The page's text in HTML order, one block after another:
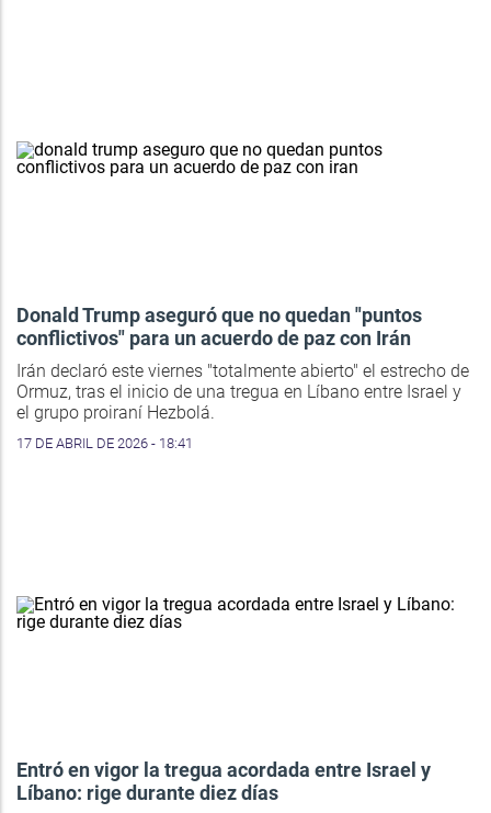
Donald Trump aseguró que no quedan "puntos
conflictivos" para un acuerdo de paz con Irán
Irán declaró este viernes "totalmente abierto" el estrecho de
Ormuz, tras el inicio de una tregua en Líbano entre Israel y
el grupo proiraní Hezbolá.
17 DE ABRIL DE 2026 - 18:41
Entró en vigor la tregua acordada entre Israel y
Líbano: rige durante diez días